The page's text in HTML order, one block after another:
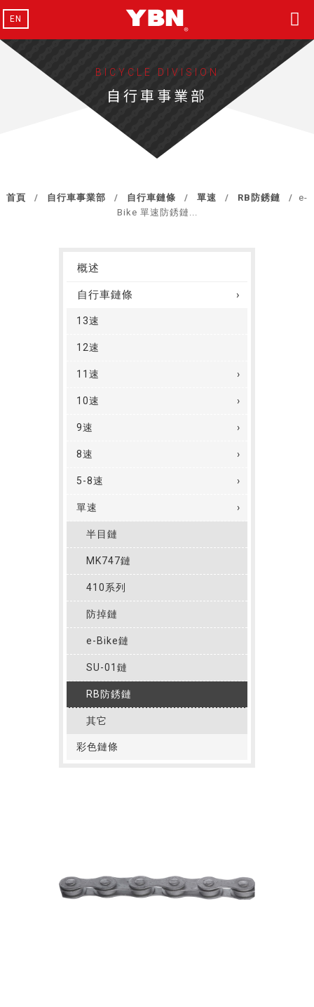
EN
BICYCLE DIVISION
自行車事業部
首頁 自行車事業部 自行車鏈條 單速 RB防銹鏈
e-
Bike 單速防銹鏈...
概述
自行車鏈條
13速
12速
11速
10速
9速
8速
5-8速
單速
半目鏈
MK747鏈
410系列
防掉鏈
e-Bike鏈
SU-01鏈
RB防銹鏈
其它
彩色鏈條